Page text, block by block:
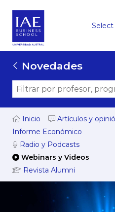
Novedades
Inicio
Artículos y
Informe Económico
Radio y Podcasts
Webinars y Videos
Revista Alumni